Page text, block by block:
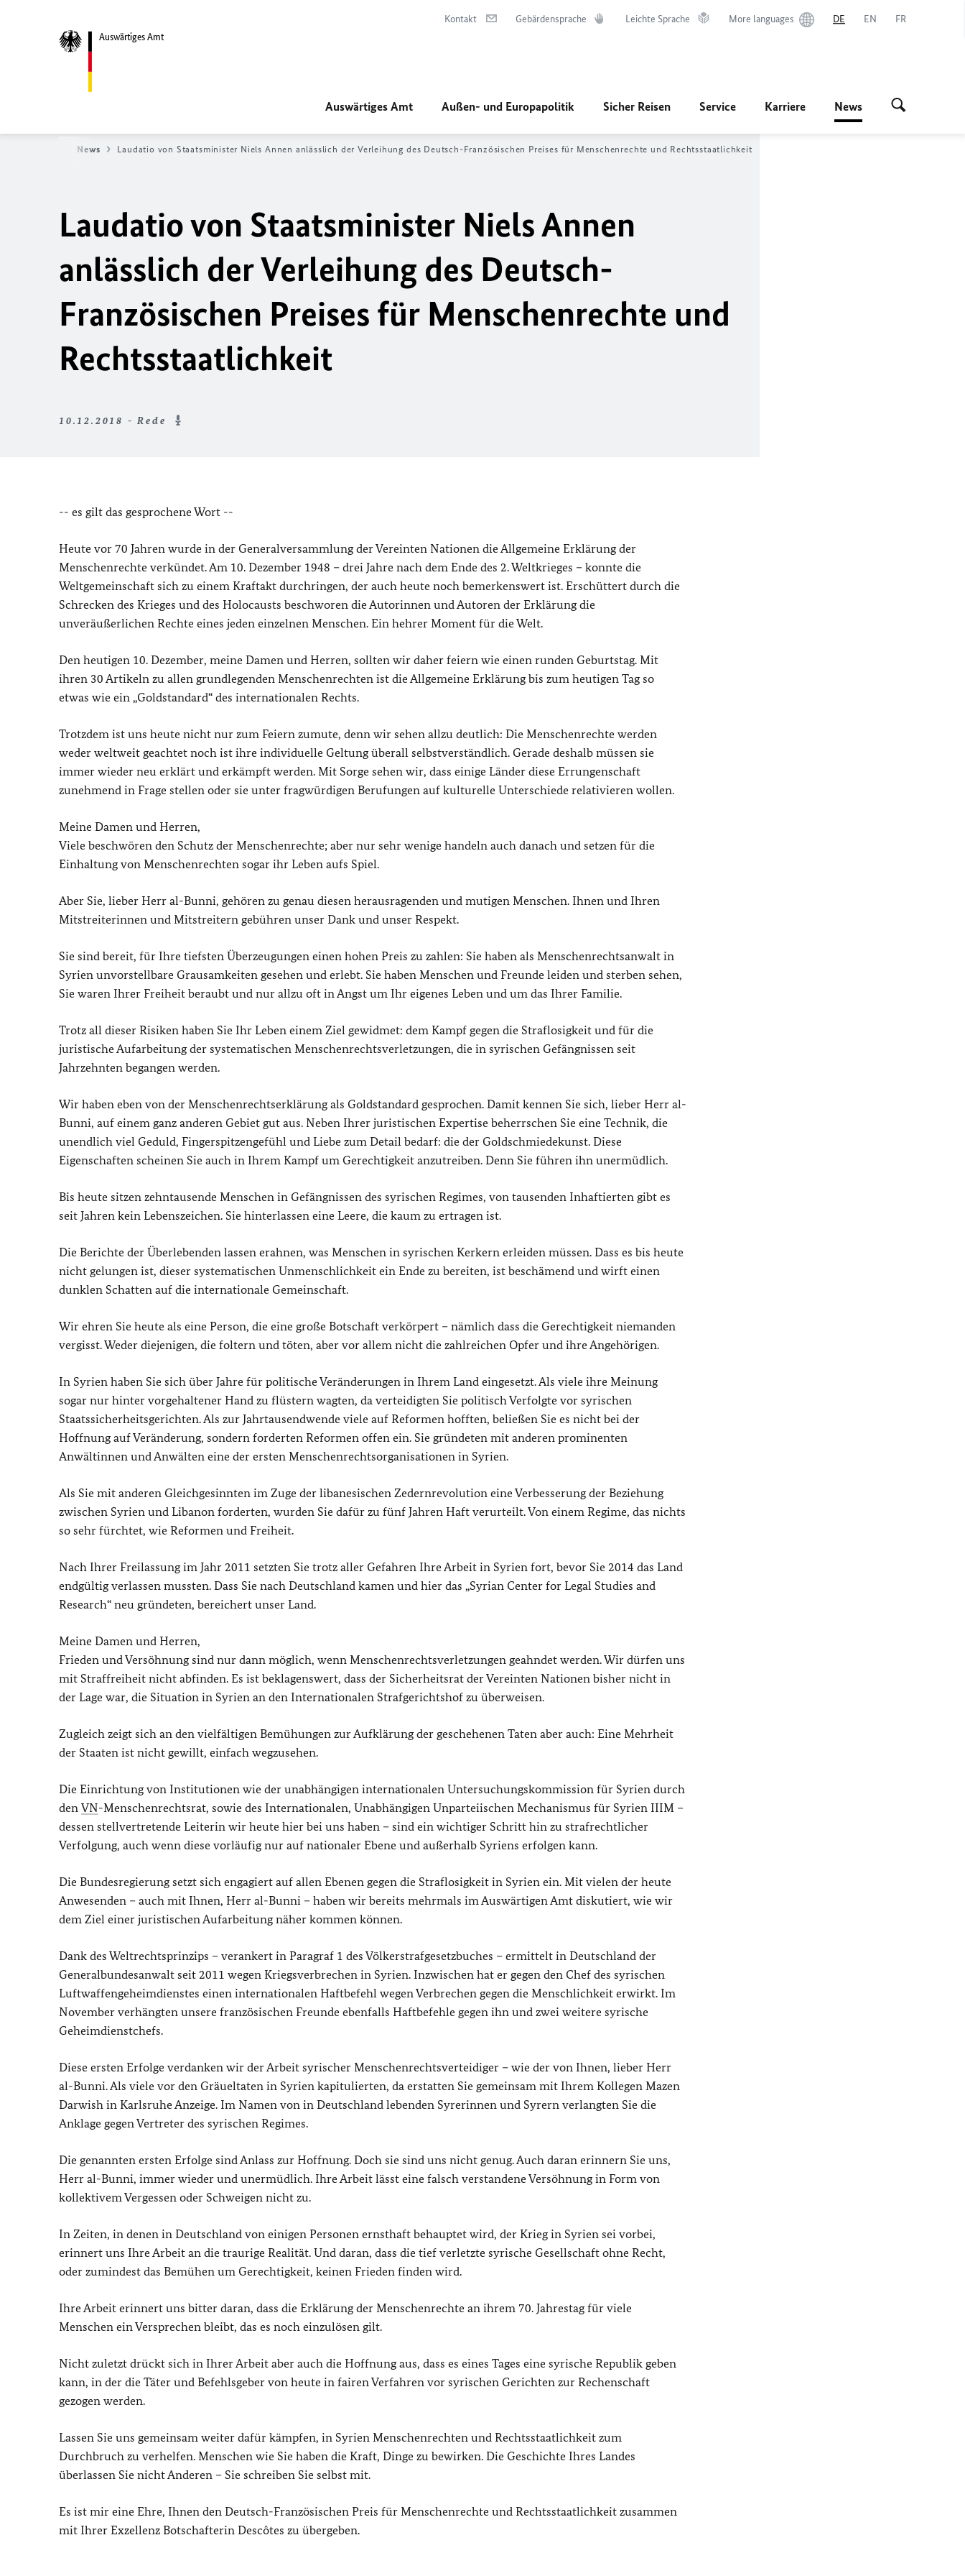
Auswärtiges Amt
Kontakt Gebärdensprache Leichte Sprache More languages DE EN FR
Auswärtiges Amt Außen- und Europapolitik Sicher Reisen Service Karriere News
News Laudatio von Staatsminister Niels Annen anlässlich der Verleihung des Deutsch-Französischen Preises für Menschenrechte und Rechtsstaatlichkeit
Laudatio von Staatsminister Niels Annen
anlässlich der Verleihung des Deutsch-
Französischen Preises für Menschenrechte und
Rechtsstaatlichkeit
10.12.2018 - Rede
-- es gilt das gesprochene Wort --
Heute vor 70 Jahren wurde in der Generalversammlung der Vereinten Nationen die Allgemeine Erklärung der
Menschenrechte verkündet. Am 10. Dezember 1948 – drei Jahre nach dem Ende des 2. Weltkrieges – konnte die
Weltgemeinschaft sich zu einem Kraftakt durchringen, der auch heute noch bemerkenswert ist. Erschüttert durch die
Schrecken des Krieges und des Holocausts beschworen die Autorinnen und Autoren der Erklärung die
unveräußerlichen Rechte eines jeden einzelnen Menschen. Ein hehrer Moment für die Welt.
Den heutigen 10. Dezember, meine Damen und Herren, sollten wir daher feiern wie einen runden Geburtstag. Mit
ihren 30 Artikeln zu allen grundlegenden Menschenrechten ist die Allgemeine Erklärung bis zum heutigen Tag so
etwas wie ein „Goldstandard“ des internationalen Rechts.
Trotzdem ist uns heute nicht nur zum Feiern zumute, denn wir sehen allzu deutlich: Die Menschenrechte werden
weder weltweit geachtet noch ist ihre individuelle Geltung überall selbstverständlich. Gerade deshalb müssen sie
immer wieder neu erklärt und erkämpft werden. Mit Sorge sehen wir, dass einige Länder diese Errungenschaft
zunehmend in Frage stellen oder sie unter fragwürdigen Berufungen auf kulturelle Unterschiede relativieren wollen.
Meine Damen und Herren,
Viele beschwören den Schutz der Menschenrechte; aber nur sehr wenige handeln auch danach und setzen für die
Einhaltung von Menschenrechten sogar ihr Leben aufs Spiel.
Aber Sie, lieber Herr al-Bunni, gehören zu genau diesen herausragenden und mutigen Menschen. Ihnen und Ihren
Mitstreiterinnen und Mitstreitern gebühren unser Dank und unser Respekt.
Sie sind bereit, für Ihre tiefsten Überzeugungen einen hohen Preis zu zahlen: Sie haben als Menschenrechtsanwalt in
Syrien unvorstellbare Grausamkeiten gesehen und erlebt. Sie haben Menschen und Freunde leiden und sterben sehen,
Sie waren Ihrer Freiheit beraubt und nur allzu oft in Angst um Ihr eigenes Leben und um das Ihrer Familie.
Trotz all dieser Risiken haben Sie Ihr Leben einem Ziel gewidmet: dem Kampf gegen die Straflosigkeit und für die
juristische Aufarbeitung der systematischen Menschenrechtsverletzungen, die in syrischen Gefängnissen seit
Jahrzehnten begangen werden.
Wir haben eben von der Menschenrechtserklärung als Goldstandard gesprochen. Damit kennen Sie sich, lieber Herr al-
Bunni, auf einem ganz anderen Gebiet gut aus. Neben Ihrer juristischen Expertise beherrschen Sie eine Technik, die
unendlich viel Geduld, Fingerspitzengefühl und Liebe zum Detail bedarf: die der Goldschmiedekunst. Diese
Eigenschaften scheinen Sie auch in Ihrem Kampf um Gerechtigkeit anzutreiben. Denn Sie führen ihn unermüdlich.
Bis heute sitzen zehntausende Menschen in Gefängnissen des syrischen Regimes, von tausenden Inhaftierten gibt es
seit Jahren kein Lebenszeichen. Sie hinterlassen eine Leere, die kaum zu ertragen ist.
Die Berichte der Überlebenden lassen erahnen, was Menschen in syrischen Kerkern erleiden müssen. Dass es bis heute
nicht gelungen ist, dieser systematischen Unmenschlichkeit ein Ende zu bereiten, ist beschämend und wirft einen
dunklen Schatten auf die internationale Gemeinschaft.
Wir ehren Sie heute als eine Person, die eine große Botschaft verkörpert – nämlich dass die Gerechtigkeit niemanden
vergisst. Weder diejenigen, die foltern und töten, aber vor allem nicht die zahlreichen Opfer und ihre Angehörigen.
In Syrien haben Sie sich über Jahre für politische Veränderungen in Ihrem Land eingesetzt. Als viele ihre Meinung
sogar nur hinter vorgehaltener Hand zu flüstern wagten, da verteidigten Sie politisch Verfolgte vor syrischen
Staatssicherheitsgerichten. Als zur Jahrtausendwende viele auf Reformen hofften, beließen Sie es nicht bei der
Hoffnung auf Veränderung, sondern forderten Reformen offen ein. Sie gründeten mit anderen prominenten
Anwältinnen und Anwälten eine der ersten Menschenrechtsorganisationen in Syrien.
Als Sie mit anderen Gleichgesinnten im Zuge der libanesischen Zedernrevolution eine Verbesserung der Beziehung
zwischen Syrien und Libanon forderten, wurden Sie dafür zu fünf Jahren Haft verurteilt. Von einem Regime, das nichts
so sehr fürchtet, wie Reformen und Freiheit.
Nach Ihrer Freilassung im Jahr 2011 setzten Sie trotz aller Gefahren Ihre Arbeit in Syrien fort, bevor Sie 2014 das Land
endgültig verlassen mussten. Dass Sie nach Deutschland kamen und hier das „Syrian Center for Legal Studies and
Research“ neu gründeten, bereichert unser Land.
Meine Damen und Herren,
Frieden und Versöhnung sind nur dann möglich, wenn Menschenrechtsverletzungen geahndet werden. Wir dürfen uns
mit Straffreiheit nicht abfinden. Es ist beklagenswert, dass der Sicherheitsrat der Vereinten Nationen bisher nicht in
der Lage war, die Situation in Syrien an den Internationalen Strafgerichtshof zu überweisen.
Zugleich zeigt sich an den vielfältigen Bemühungen zur Aufklärung der geschehenen Taten aber auch: Eine Mehrheit
der Staaten ist nicht gewillt, einfach wegzusehen.
Die Einrichtung von Institutionen wie der unabhängigen internationalen Untersuchungskommission für Syrien durch
den VN-Menschenrechtsrat, sowie des Internationalen, Unabhängigen Unparteiischen Mechanismus für Syrien IIIM –
dessen stellvertretende Leiterin wir heute hier bei uns haben – sind ein wichtiger Schritt hin zu strafrechtlicher
Verfolgung, auch wenn diese vorläufig nur auf nationaler Ebene und außerhalb Syriens erfolgen kann.
Die Bundesregierung setzt sich engagiert auf allen Ebenen gegen die Straflosigkeit in Syrien ein. Mit vielen der heute
Anwesenden – auch mit Ihnen, Herr al-Bunni – haben wir bereits mehrmals im Auswärtigen Amt diskutiert, wie wir
dem Ziel einer juristischen Aufarbeitung näher kommen können.
Dank des Weltrechtsprinzips – verankert in Paragraf 1 des Völkerstrafgesetzbuches – ermittelt in Deutschland der
Generalbundesanwalt seit 2011 wegen Kriegsverbrechen in Syrien. Inzwischen hat er gegen den Chef des syrischen
Luftwaffengeheimdienstes einen internationalen Haftbefehl wegen Verbrechen gegen die Menschlichkeit erwirkt. Im
November verhängten unsere französischen Freunde ebenfalls Haftbefehle gegen ihn und zwei weitere syrische
Geheimdienstchefs.
Diese ersten Erfolge verdanken wir der Arbeit syrischer Menschenrechtsverteidiger – wie der von Ihnen, lieber Herr
al-Bunni. Als viele vor den Gräueltaten in Syrien kapitulierten, da erstatten Sie gemeinsam mit Ihrem Kollegen Mazen
Darwish in Karlsruhe Anzeige. Im Namen von in Deutschland lebenden Syrerinnen und Syrern verlangten Sie die
Anklage gegen Vertreter des syrischen Regimes.
Die genannten ersten Erfolge sind Anlass zur Hoffnung. Doch sie sind uns nicht genug. Auch daran erinnern Sie uns,
Herr al-Bunni, immer wieder und unermüdlich. Ihre Arbeit lässt eine falsch verstandene Versöhnung in Form von
kollektivem Vergessen oder Schweigen nicht zu.
In Zeiten, in denen in Deutschland von einigen Personen ernsthaft behauptet wird, der Krieg in Syrien sei vorbei,
erinnert uns Ihre Arbeit an die traurige Realität. Und daran, dass die tief verletzte syrische Gesellschaft ohne Recht,
oder zumindest das Bemühen um Gerechtigkeit, keinen Frieden finden wird.
Ihre Arbeit erinnert uns bitter daran, dass die Erklärung der Menschenrechte an ihrem 70. Jahrestag für viele
Menschen ein Versprechen bleibt, das es noch einzulösen gilt.
Nicht zuletzt drückt sich in Ihrer Arbeit aber auch die Hoffnung aus, dass es eines Tages eine syrische Republik geben
kann, in der die Täter und Befehlsgeber von heute in fairen Verfahren vor syrischen Gerichten zur Rechenschaft
gezogen werden.
Lassen Sie uns gemeinsam weiter dafür kämpfen, in Syrien Menschenrechten und Rechtsstaatlichkeit zum
Durchbruch zu verhelfen. Menschen wie Sie haben die Kraft, Dinge zu bewirken. Die Geschichte Ihres Landes
überlassen Sie nicht Anderen – Sie schreiben Sie selbst mit.
Es ist mir eine Ehre, Ihnen den Deutsch-Französischen Preis für Menschenrechte und Rechtsstaatlichkeit zusammen
mit Ihrer Exzellenz Botschafterin Descôtes zu übergeben.